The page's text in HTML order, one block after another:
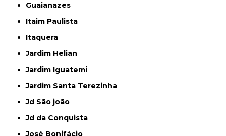
Guaianazes
Itaim Paulista
Itaquera
Jardim Helian
Jardim Iguatemi
Jardim Santa Terezinha
Jd São joão
Jd da Conquista
José Bonifácio